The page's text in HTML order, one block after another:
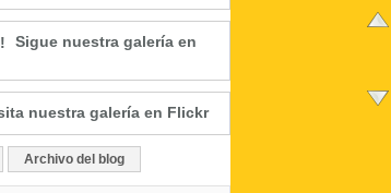
Sigue nuestra galería en
nuestra galería en Flickr
Archivo del blog